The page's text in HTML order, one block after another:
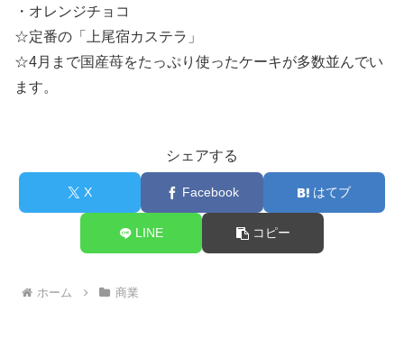
・オレンジチョコ
☆定番の「上尾宿カステラ」
☆4月まで国産苺をたっぷり使ったケーキが多数並んでい
ます。
シェアする
X Facebook はてブ
LINE コピー
ホーム 商業